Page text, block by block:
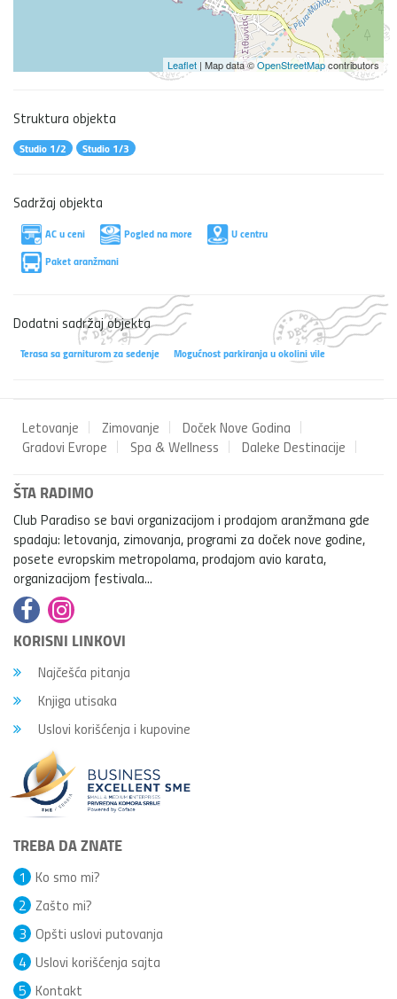
Leaflet | Map data ©OpenStreetMapcontributors
Struktura objekta
Studio 1/2 Studio 1/3
Sadržaj objekta
AC u ceni Pogled na more
U centru
Paket aranžmani
Dodatni sadržaj objekta
Terasa sa garniturom za sedenje Mogućnost parkiranja u okolini vile
Letovanje Zimovanje
Doček Nove Godina
Gradovi Evrope
Spa & Wellness Daleke Destinacije
ŠTA RADIMO
Club Paradiso se bavi organizacijom i prodajom aranžmana gde
spadaju: letovanja, zimovanja, programi za doček nove godine,
posete evropskim metropolama, prodajom avio karata,
organizacijom festivala...
KORISNI LINKOVI
Najčešća pitanja
Knjiga utisaka
Uslovi korišćenja i kupovine
TREBA DA ZNATE
Ko smo mi?
1
Zašto mi?
2
Opšti uslovi putovanja
3
Uslovi korišćenja sajta
4
Kontakt
5